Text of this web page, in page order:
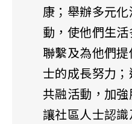
康；舉辦多元
動，使他們生
聯繫及為他們
士的成長努力
共融活動，加強
讓社區人士認